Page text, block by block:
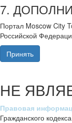
7.
Портал Moscow City
Российской
Принять
НЕ
Правовая
Гражданского